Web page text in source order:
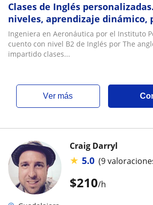
Clases de Inglés
niveles, aprendizaje dinámico,
habilidades del idioma
Ingeniera en Aeronáutica por el Instituto
cuento con nivel B2 de Inglés por The
impartido clases...
ver más
$210/h
Craig Darryl
★ 5.0 (9